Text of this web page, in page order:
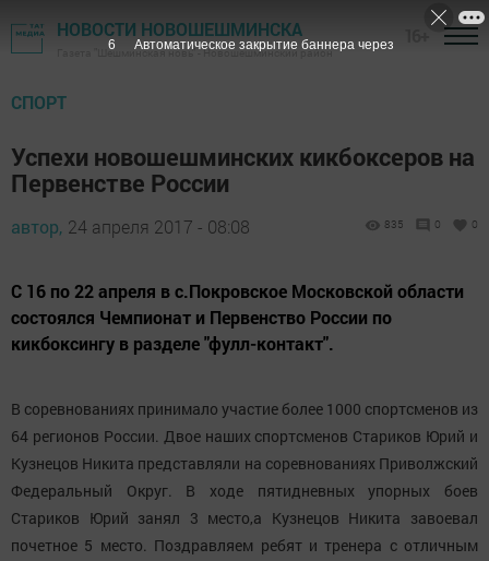
НОВОСТИ НОВОШЕШМИНСКА
Газета "Шешминская новь" - Новошешминский район
СПОРТ
Успехи новошешминских кикбоксеров на
Первенстве России
автор, 24 апреля 2017 - 08:08 835 0 0
С 16 по 22 апреля в с.Покровское Московской области
состоялся Чемпионат и Первенство России по
кикбоксингу в разделе "фулл-контакт".
В соревнованиях принимало участие более 1000 спортсменов из
64 регионов России. Двое наших спортсменов Стариков Юрий и
Кузнецов Никита представляли на соревнованиях Приволжский
Федеральный Округ. В ходе пятидневных упорных боев
Стариков Юрий занял 3 место,а Кузнецов Никита завоевал
почетное 5 место. Поздравляем ребят и тренера с отличным
5 Автоматическое закрытие баннера через